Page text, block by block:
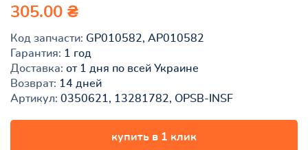
305.00 ₴
Код запчасти: GP010582, AP010582
Гарантия: 1 год
Доставка: от 1 дня по всей Украине
Возврат: 14 дней
Артикул: 0350621, 13281782, OPSB-INSF
купить в 1 клик